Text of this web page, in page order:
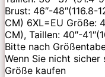
Brust: 46″-48″(116.8-
CM) 6XL=EU Größe:
CM), Taillen: 40″-
Bitte nach
Wenn Sie nicht
Größe kaufen